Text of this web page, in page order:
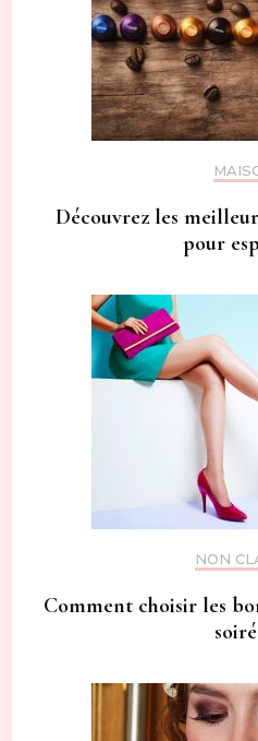
Découvrez les
pour
NON
Comment choisir les